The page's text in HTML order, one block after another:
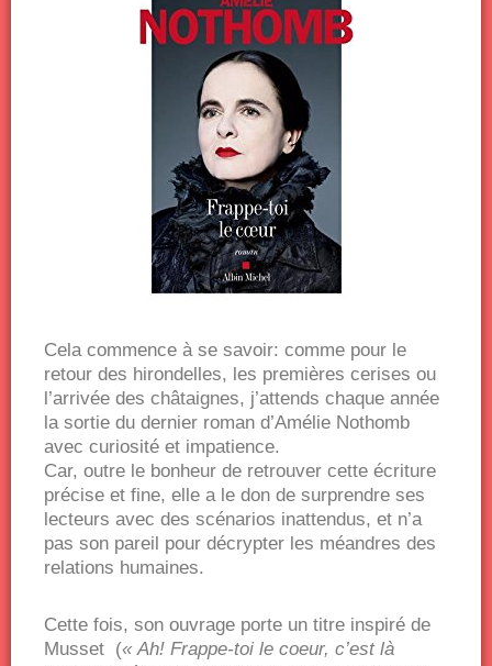
Cela commence à se savoir: comme pour le
retour des hirondelles, les premières cerises ou
l’arrivée des châtaignes, j’attends chaque année
la sortie du dernier roman d’Amélie Nothomb
avec curiosité et impatience.
Car, outre le bonheur de retrouver cette écriture
précise et fine, elle a le don de surprendre ses
lecteurs avec des scénarios inattendus, et n’a
pas son pareil pour décrypter les méandres des
relations humaines.
Cette fois, son ouvrage porte un titre inspiré de
Musset (« Ah! Frappe-toi le coeur, c’est là